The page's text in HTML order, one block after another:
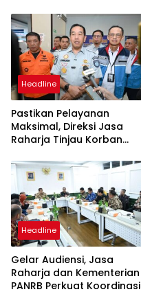
Headline
Pastikan Pelayanan
Maksimal, Direksi Jasa
Raharja Tinjau Korban
Sentosa II
Headline
Gelar Audiensi, Jasa
Raharja dan Kementerian
PANRB Perkuat Koordinasi